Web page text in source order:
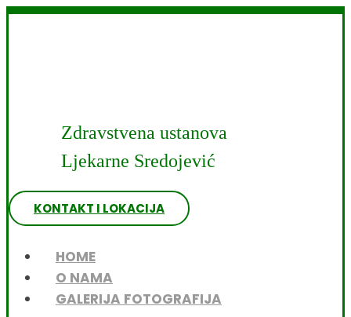
Zdravstvena ustanova
Ljekarne Sredojević
KONTAKT I LOKACIJA
HOME
O NAMA
GALERIJA FOTOGRAFIJA